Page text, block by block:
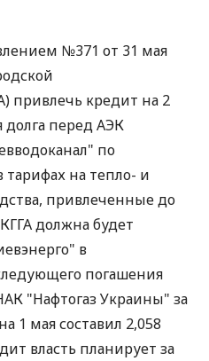
№371 от 31 мая
привлечь кредит на 2
перед АЭК
по
на тепло- и
привлеченные до
должна будет
в
погашения
"Нафтогаз Украины" за
1 мая составил 2,058
власть планирует за